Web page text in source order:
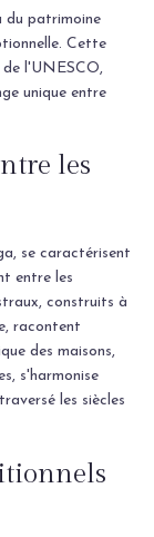
du patrimoine
Cette
l'UNESCO,
unique entre
les
se caractérisent
entre les
construits à
racontent
des maisons,
s'harmonise
les siècles